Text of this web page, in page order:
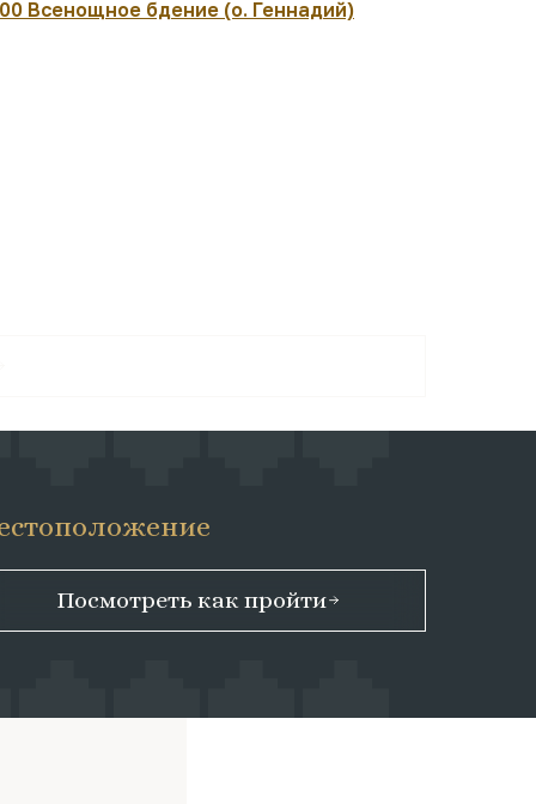
Всенощное бдение (о. Геннадий)
Посмотреть как пройти